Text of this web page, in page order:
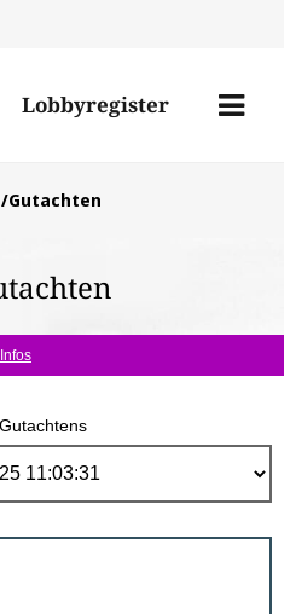
Lobbyregister
Menü
Gutachten
Infos